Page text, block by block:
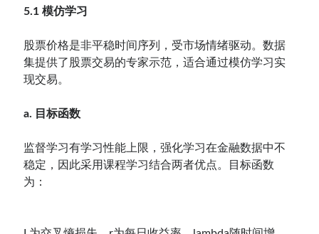
5.1 模仿学习
股票价格是非平稳时间序列，受市场情绪驱动。数据
集提供了股票交易的专家示范，适合通过模仿学习实
现交易。
a. 目标函数
监督学习有学习性能上限，强化学习在金融数据中不
稳定，因此采用课程学习结合两者优点。目标函数
为：